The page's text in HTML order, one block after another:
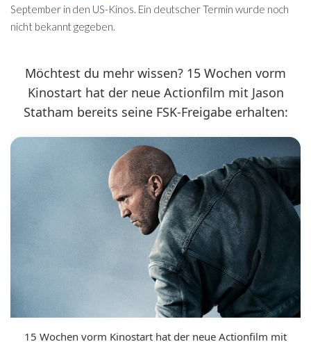
September in den US-Kinos. Ein deutscher Termin wurde noch
nicht bekannt gegeben.
Möchtest du mehr wissen? 15 Wochen vorm
Kinostart hat der neue Actionfilm mit Jason
Statham bereits seine FSK-Freigabe erhalten:
15 Wochen vorm Kinostart hat der neue Actionfilm mit